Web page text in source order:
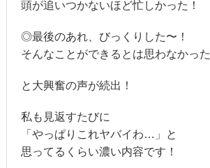
頭が追いつかないほど忙しかった！
◎最後のあれ、びっくりした〜！
そんなことができるとは思わなかった
と大興奮の声が続出！
私も見返すたびに
「やっぱりこれヤバイわ…」と
思ってるくらい濃い内容です！